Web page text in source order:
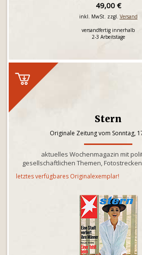
49,00 €
inkl. MwSt. zzgl. Versand
versandfertig innerhalb
2-3 Arbeitstage
Stern
Originale Zeitung vom Sonntag,
aktuelles Wochenmagazin mit
gesellschaftlichen Themen,
letztes verfügbares Originalexemplar!